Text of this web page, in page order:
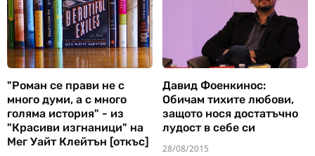
"Роман се прави не с
много думи, а с много
голяма история" - из
"Красиви изгнаници" на
Мег Уайт Клейтън [откъс]
Давид Фоенкинос:
Обичам тихите любови,
защото нося достатъчно
лудост в себе си
28/08/2015